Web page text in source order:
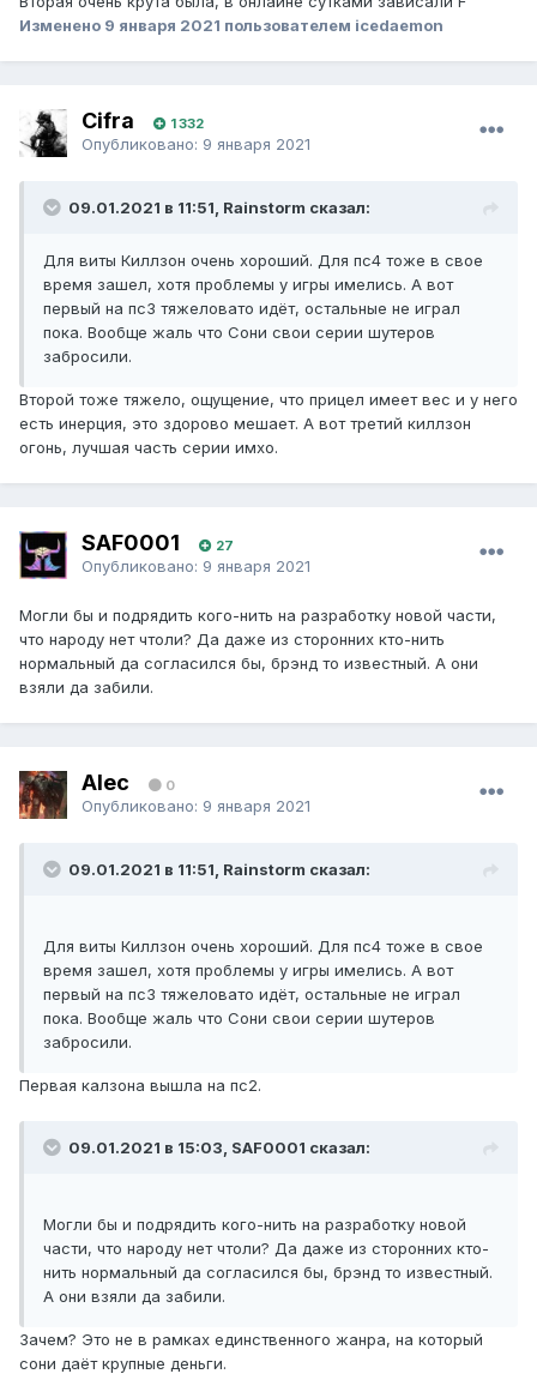
Изменено 9 января 2021 пользователем icedaemon
Cifra 1 332
Опубликовано: 9 января 2021
09.01.2021 в 11:51, Rainstorm сказал:
Для виты Киллзон очень хороший. Для пс4 тоже в свое
время зашел, хотя проблемы у игры имелись. А вот
первый на пс3 тяжеловато идёт, остальные не играл
пока. Вообще жаль что Сони свои серии шутеров
забросили.
Второй тоже тяжело, ощущение, что прицел имеет вес и у него
есть инерция, это здорово мешает. А вот третий киллзон
огонь, лучшая часть серии имхо.
SAF0001 27
Опубликовано: 9 января 2021
Могли бы и подрядить кого-нить на разработку новой части,
что народу нет чтоли? Да даже из сторонних кто-нить
нормальный да согласился бы, брэнд то известный. А они
взяли да забили.
Alec 0
Опубликовано: 9 января 2021
09.01.2021 в 11:51, Rainstorm сказал:
Для виты Киллзон очень хороший. Для пс4 тоже в свое
время зашел, хотя проблемы у игры имелись. А вот
первый на пс3 тяжеловато идёт, остальные не играл
пока. Вообще жаль что Сони свои серии шутеров
забросили.
Первая калзона вышла на пс2.
09.01.2021 в 15:03, SAF0001 сказал:
Могли бы и подрядить кого-нить на разработку новой
части, что народу нет чтоли? Да даже из сторонних кто-
нить нормальный да согласился бы, брэнд то известный.
А они взяли да забили.
Зачем? Это не в рамках единственного жанра, на который
сони даёт крупные деньги.